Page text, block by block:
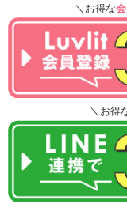
＼お得な
＼お得